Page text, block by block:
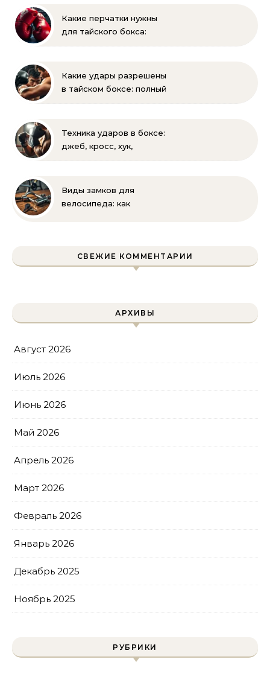
для родителей
Какие перчатки нужны
для тайского бокса:
Какие удары разрешены
в тайском боксе: полный
Техника ударов в боксе:
джеб, кросс, хук,
Виды замков для
велосипеда: как
СВЕЖИЕ КОММЕНТАРИИ
АРХИВЫ
Август 2026
Июль 2026
Июнь 2026
Май 2026
Апрель 2026
Март 2026
Февраль 2026
Январь 2026
Декабрь 2025
Ноябрь 2025
РУБРИКИ